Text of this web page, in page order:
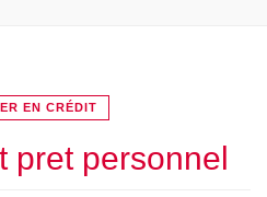
EN CRÉDIT
pret personnel